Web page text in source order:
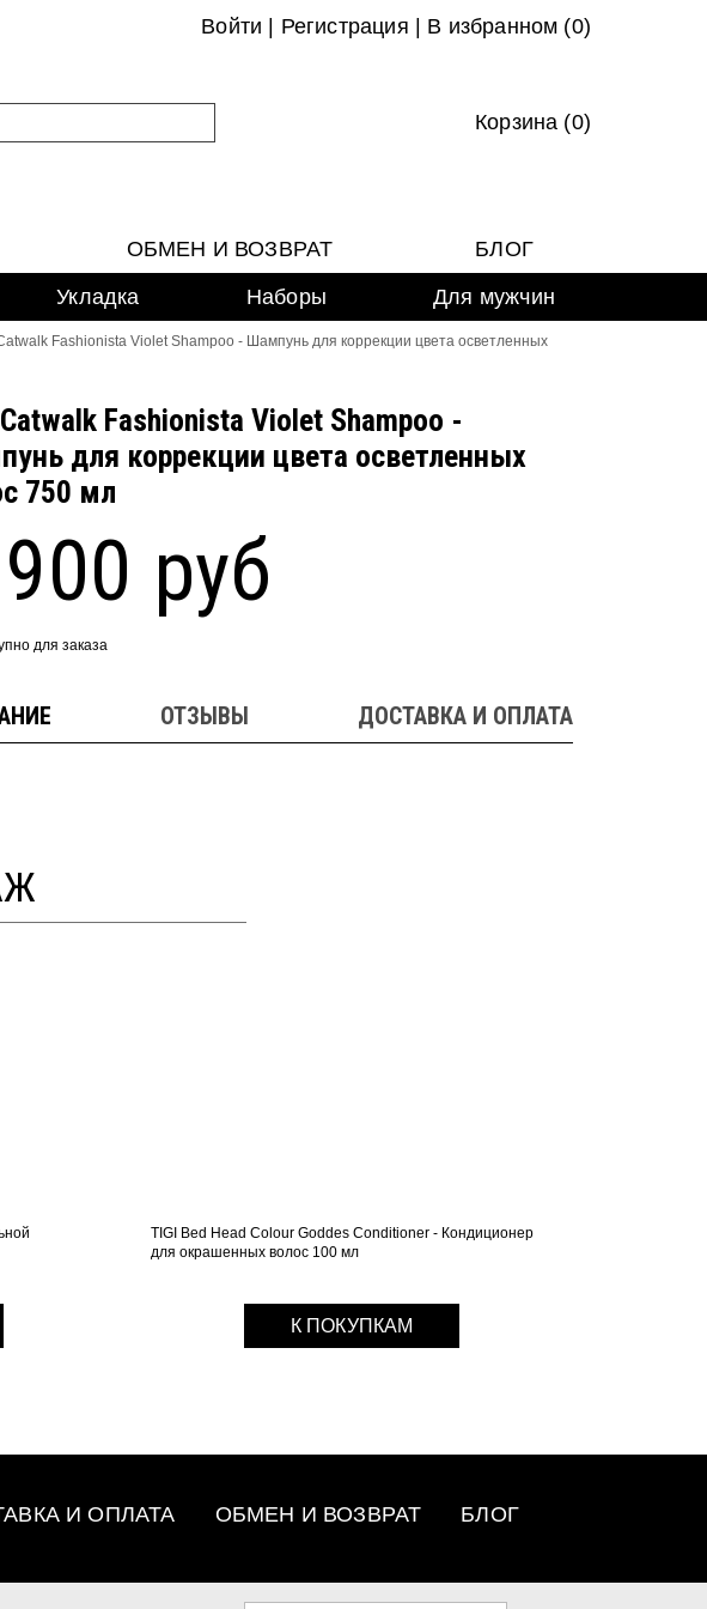
Войти Регистрация В избранном (0)
Корзина (0)
ОБМЕН И ВОЗВРАТ
БЛОГ
Укладка Наборы Для мужчин
Fashionista Violet Shampoo - Шампунь для коррекции цвета осветленных
Fashionista Violet Shampoo -
для коррекции цвета осветленных
750 мл
руб
для заказа
ОТЗЫВЫ ДОСТАВКА И ОПЛАТА
TIGI Bed Head Colour Goddes Conditioner - Кондиционер
для окрашенных волос 100 мл
К ПОКУПКАМ
И ОПЛАТА ОБМЕН И ВОЗВРАТ БЛОГ